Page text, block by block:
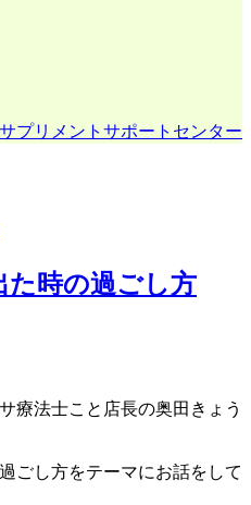
た時の過ごし方
療法士こと店長の奥田きょう
ごし方をテーマにお話をして